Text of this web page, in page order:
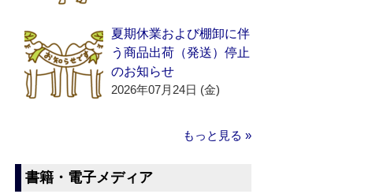
夏期休業および棚卸に伴
う商品出荷（発送）停止
のお知らせ
2026年07月24日 (金)
もっと見る »
書籍・電子メディア